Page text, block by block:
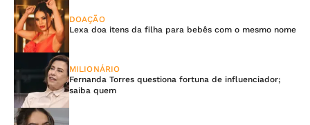
DOAÇÃO
Lexa doa itens da filha para bebês com o mesmo nome
MILIONÁRIO
Fernanda Torres questiona fortuna de influenciador;
saiba quem